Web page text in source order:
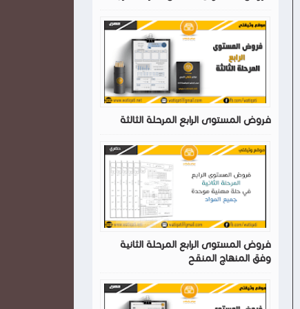
فروض المستوى الرابع المرحلة الثالثة
فروض المستوى الرابع المرحلة الثانية
وفق المنهاج المنقح